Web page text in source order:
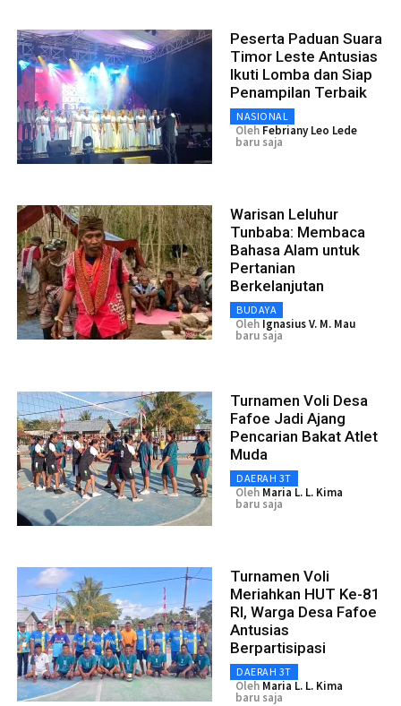
Peserta Paduan Suara
Timor Leste Antusias
Ikuti Lomba dan Siap
Penampilan Terbaik
NASIONAL
Oleh Febriany Leo Lede
baru saja
Warisan Leluhur
Tunbaba: Membaca
Bahasa Alam untuk
Pertanian
Berkelanjutan
BUDAYA
Oleh Ignasius V. M. Mau
baru saja
Turnamen Voli Desa
Fafoe Jadi Ajang
Pencarian Bakat Atlet
Muda
DAERAH 3T
Oleh Maria L. L. Kima
baru saja
Turnamen Voli
Meriahkan HUT Ke-81
RI, Warga Desa Fafoe
Antusias
Berpartisipasi
DAERAH 3T
Oleh Maria L. L. Kima
baru saja